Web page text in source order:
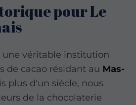
pour Le
une véritable institution
de cacao résidant au Mas-
plus d'un siècle, nous
de la chocolaterie